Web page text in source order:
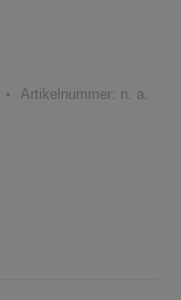
Artikelnummer: n. a.